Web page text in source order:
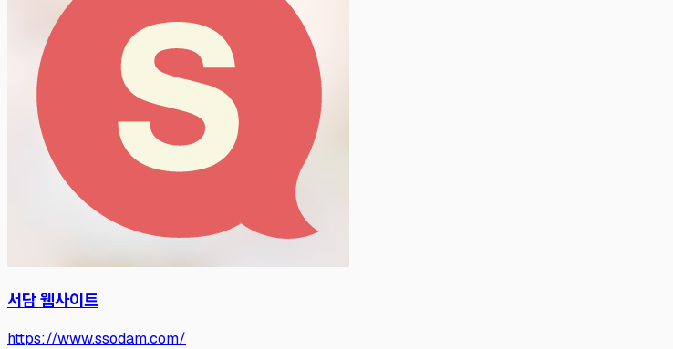
서담 웹사이트
https://www.ssodam.com/